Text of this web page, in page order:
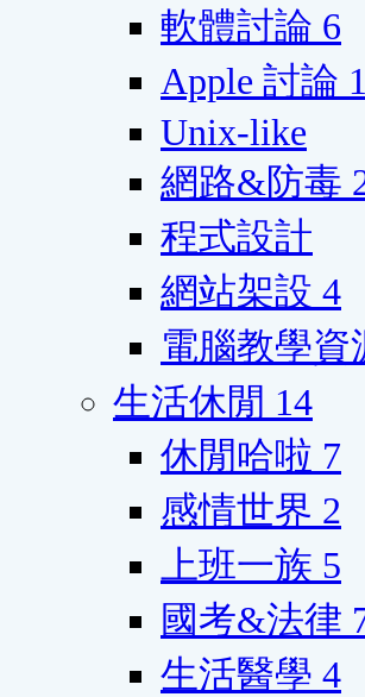
軟體討論 6
Apple 討論 1
Unix-like
網路&防毒
程式設計
網站架設 4
電腦教學資
生活休閒 14
休閒哈啦 7
感情世界 2
上班一族 5
國考&法律
生活醫學 4